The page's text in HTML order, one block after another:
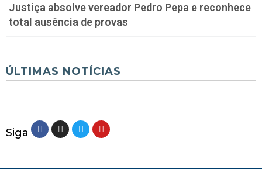
Justiça absolve vereador Pedro Pepa e reconhece
total ausência de provas
ÚLTIMAS NOTÍCIAS
Siga